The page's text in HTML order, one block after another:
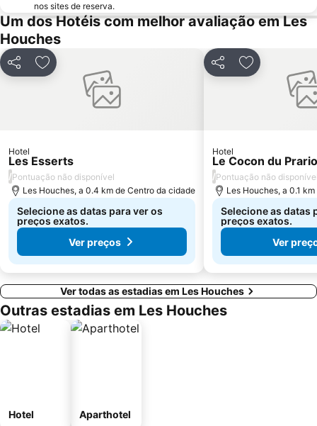
nos sites de reserva.
Um dos Hotéis com melhor avaliação em Les
Houches
PartilharAdicionar aos favoritos
Hotel
Les Esserts
/Pontuação não disponível
Les Houches, a 0.4 km de Centro da cidade
Selecione as datas para ver os
preços exatos.
Ver preços
PartilharAdicionar
Hotel
Le Cocon du
/Pontuação não
Les Houches, a 0.1
Selecione as datas
preços exatos.
Ver
Ver todas as estadias em Les Houches
Outras estadias em Les Houches
Hotel Aparthotel